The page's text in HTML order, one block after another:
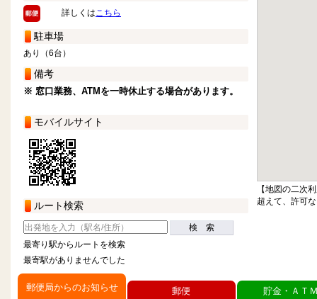
詳しくはこちら
駐車場
あり（6台）
備考
※ 窓口業務、ATMを一時休止する場合があります。
モバイルサイト
ルート検索
検 索
最寄り駅からルートを検索
最寄駅がありませんでした
【地図の二次
超えて、許可
郵便局からのお知らせ 郵便 貯金・ＡＴ